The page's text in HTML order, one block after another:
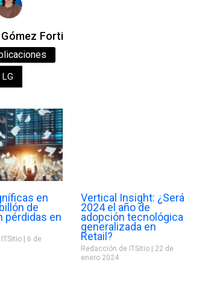
Forti
LG
en
de
pérdidas en
6 de
Vertical Insight: ¿Será
2024 el año de
adopción tecnológica
generalizada en
Retail?
Redacción de ITSitio
22 de
enero 2024